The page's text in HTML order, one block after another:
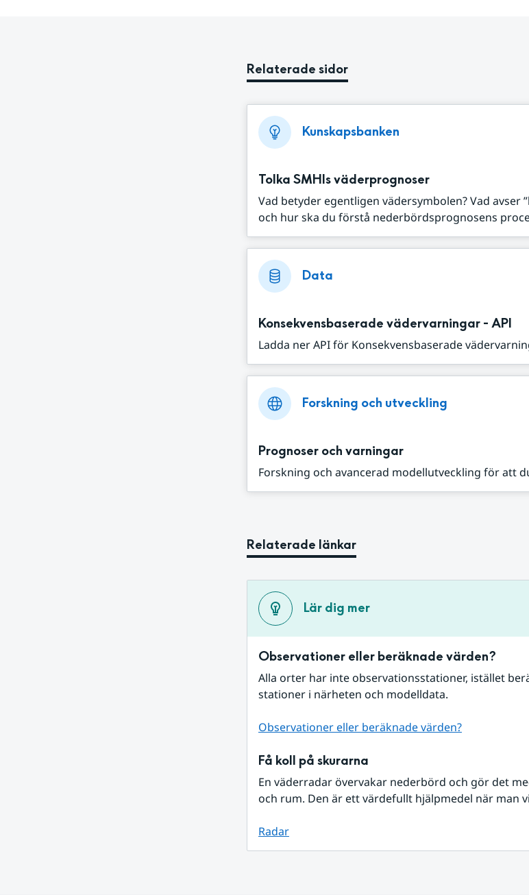
Relaterade sidor
Kunskapsbanken
Tolka SMHIs väderprognoser
Vad betyder egentligen vädersymbolen? Vad avser
och hur ska du förstå nederbördsprognosens
Data
Konsekvensbaserade vädervarningar - API
Ladda ner API för Konsekvensbaserade
Forskning och utveckling
Prognoser och varningar
Forskning och avancerad modellutveckling för att
Relaterade länkar
Lär dig mer
Observationer eller beräknade värden?
Alla orter har inte observationsstationer, istället
stationer i närheten och modelldata.
Observationer eller beräknade värden?
Få koll på skurarna
En väderradar övervakar nederbörd och gör det
och rum. Den är ett värdefullt hjälpmedel när man
Radar